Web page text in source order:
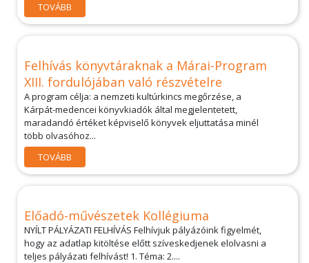
TOVÁBB
Felhívás könyvtáraknak a Márai-Program
XIII. fordulójában való részvételre
A program célja: a nemzeti kultúrkincs megőrzése, a
Kárpát-medencei könyvkiadók által megjelentetett,
maradandó értéket képviselő könyvek eljuttatása minél
több olvasóhoz...
TOVÁBB
Előadó-művészetek Kollégiuma
NYÍLT PÁLYÁZATI FELHÍVÁS Felhívjuk pályázóink figyelmét,
hogy az adatlap kitöltése előtt szíveskedjenek elolvasni a
teljes pályázati felhívást! 1. Téma: 2....